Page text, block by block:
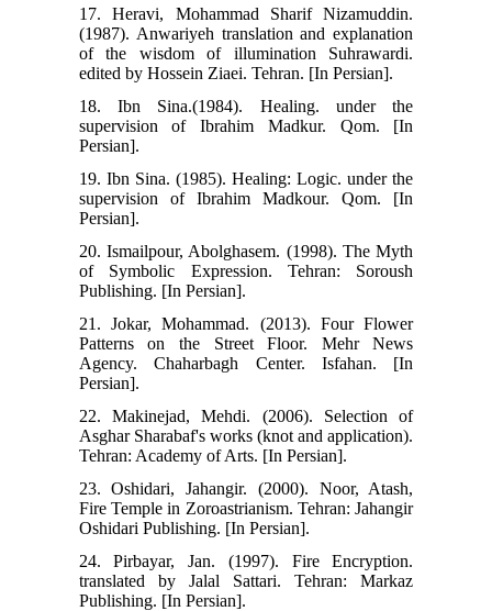
17. Heravi, Mohammad Sharif Nizamuddin.
(1987). Anwariyeh translation and explanation
of the wisdom of illumination Suhrawardi.
edited by Hossein Ziaei. Tehran. [In Persian].
18. Ibn Sina.(1984). Healing. under the
supervision of Ibrahim Madkur. Qom. [In
Persian].
19. Ibn Sina. (1985). Healing: Logic. under the
supervision of Ibrahim Madkour. Qom. [In
Persian].
20. Ismailpour, Abolghasem. (1998). The Myth
of Symbolic Expression. Tehran: Soroush
Publishing. [In Persian].
21. Jokar, Mohammad. (2013). Four Flower
Patterns on the Street Floor. Mehr News
Agency. Chaharbagh Center. Isfahan. [In
Persian].
22. Makinejad, Mehdi. (2006). Selection of
Asghar Sharabaf's works (knot and application).
Tehran: Academy of Arts. [In Persian].
23. Oshidari, Jahangir. (2000). Noor, Atash,
Fire Temple in Zoroastrianism. Tehran: Jahangir
Oshidari Publishing. [In Persian].
24. Pirbayar, Jan. (1997). Fire Encryption.
translated by Jalal Sattari. Tehran: Markaz
Publishing. [In Persian].